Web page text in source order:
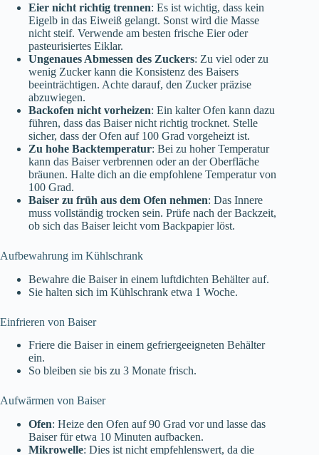
Eier nicht richtig trennen: Es ist wichtig, dass kein
Eigelb in das Eiweiß gelangt. Sonst wird die Masse
nicht steif. Verwende am besten frische Eier oder
pasteurisiertes Eiklar.
Ungenaues Abmessen des Zuckers: Zu viel oder zu
wenig Zucker kann die Konsistenz des Baisers
beeinträchtigen. Achte darauf, den Zucker präzise
abzuwiegen.
Backofen nicht vorheizen: Ein kalter Ofen kann dazu
führen, dass das Baiser nicht richtig trocknet. Stelle
sicher, dass der Ofen auf 100 Grad vorgeheizt ist.
Zu hohe Backtemperatur: Bei zu hoher Temperatur
kann das Baiser verbrennen oder an der Oberfläche
bräunen. Halte dich an die empfohlene Temperatur von
100 Grad.
Baiser zu früh aus dem Ofen nehmen: Das Innere
muss vollständig trocken sein. Prüfe nach der Backzeit,
ob sich das Baiser leicht vom Backpapier löst.
Aufbewahrung im Kühlschrank
Bewahre die Baiser in einem luftdichten Behälter auf.
Sie halten sich im Kühlschrank etwa 1 Woche.
Einfrieren von Baiser
Friere die Baiser in einem gefriergeeigneten Behälter
ein.
So bleiben sie bis zu 3 Monate frisch.
Aufwärmen von Baiser
Ofen: Heize den Ofen auf 90 Grad vor und lasse das
Baiser für etwa 10 Minuten aufbacken.
Mikrowelle: Dies ist nicht empfehlenswert, da die